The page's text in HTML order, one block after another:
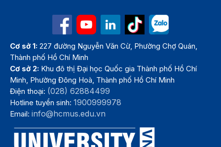
Cơ sở 1: 227 đường Nguyễn Văn Cừ, Phường Chợ Quán,
Thành phố Hồ Chí Minh
Cơ sở 2: Khu đô thị Đại học Quốc gia Thành phố Hồ Chí
Minh, Phường Đông Hoà, Thành phố Hồ Chí Minh
Điện thoại: (028) 62884499
Hotline tuyển sinh:1900999978
Email:info@hcmus.edu.vn